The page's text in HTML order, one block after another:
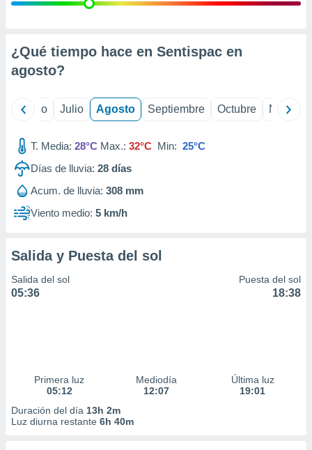
e
mediante
publicidad
de
1199
¿Qué tiempo hace en Sentispac en
agosto?
Junio Julio Agosto Septiembre Octubre
T. Media: 28°C Max.: 32°C Min: 25°C
Días de lluvia: 28 días
Acum. de lluvia: 308 mm
Viento medio: 5 km/h
Salida y Puesta del sol
Salida del sol
05:36
Puesta del sol
18:38
Primera luz
05:12
Mediodía
12:07
Última luz
19:01
Duración del día 13h 2m
Luz diurna restante 6h 40m